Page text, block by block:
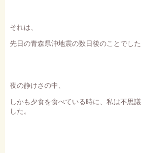
それは、
先日の青森県沖地震の数日後のことでした
夜の静けさの中、
しかも夕食を食べている時に、私は不思
した。